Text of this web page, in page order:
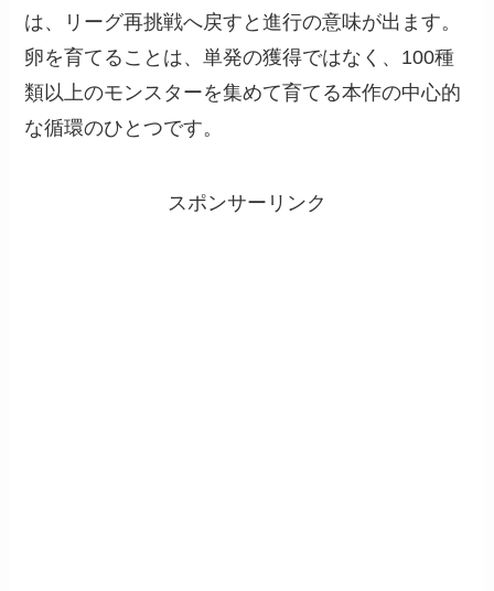
は、リーグ再挑戦へ戻すと進行の意味が出ます。
卵を育てることは、単発の獲得ではなく、100種
類以上のモンスターを集めて育てる本作の中心的
な循環のひとつです。
スポンサーリンク